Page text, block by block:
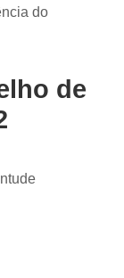
do
de